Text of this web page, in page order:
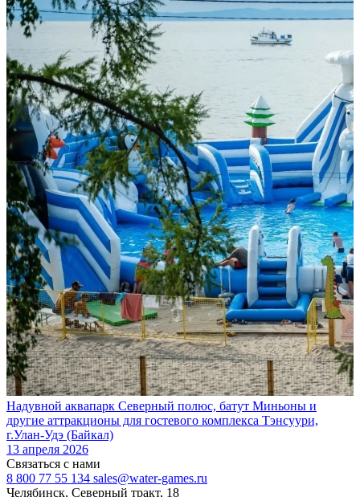
Надувной аквапарк Северный полюс, батут Миньоны и
другие аттракционы для гостевого комплекса Тэнсуури,
г.Улан-Удэ (Байкал)
13 апреля 2026
Связаться с нами
8 800 77 55 134 sales@water-games.ru
Челябинск, Северный тракт, 18